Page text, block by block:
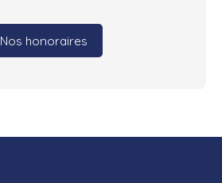
Nos honoraires